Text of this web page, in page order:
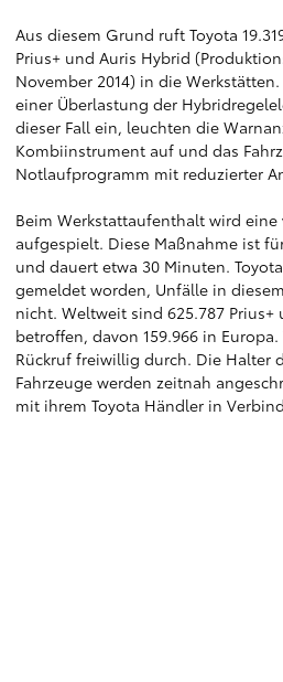
Aus diesem Grund ruft Toyota
Prius+ und Auris Hybrid
November 2014) in die
einer Überlastung der
dieser Fall ein, leuchten die
Kombiinstrument auf und das
Notlaufprogramm mit reduzierter
Beim Werkstattaufenthalt wird eine
aufgespielt. Diese Maßnahme ist
und dauert etwa 30 Minuten.
gemeldet worden, Unfälle in
nicht. Weltweit sind 625.787 Prius+
betroffen, davon 159.966 in
Rückruf freiwillig durch. Die Halter
Fahrzeuge werden zeitnah
mit ihrem Toyota Händler in